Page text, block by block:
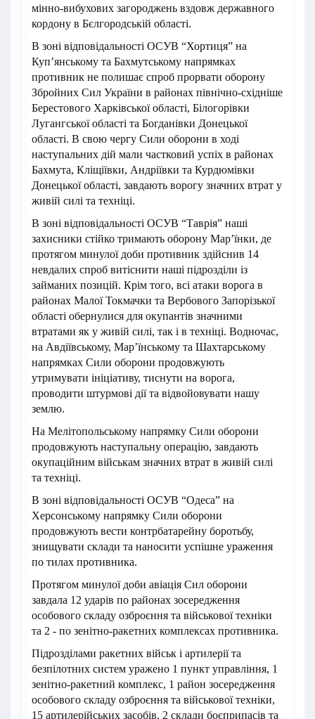
мінно-вибухових загороджень вздовж державного
кордону в Бєлгородській області.
В зоні відповідальності ОСУВ “Хортиця” на
Куп’янському та Бахмутському напрямках
противник не полишає спроб прорвати оборону
Збройних Сил України в районах північно-східніше
Берестового Харківської області, Білогорівки
Лугангської області та Богданівки Донецької
області. В свою чергу Сили оборони в ході
наступальних дій мали частковий успіх в районах
Бахмута, Кліщіївки, Андріївки та Курдюмівки
Донецької області, завдають ворогу значних втрат у
живій силі та техніці.
В зоні відповідальності ОСУВ “Таврія” наші
захисники стійко тримають оборону Мар’їнки, де
протягом минулої доби противник здійснив 14
невдалих спроб витіснити наші підрозділи із
займаних позицій. Крім того, всі атаки ворога в
районах Малої Токмачки та Вербового Запорізької
області обернулися для окупантів значними
втратами як у живій силі, так і в техніці. Водночас,
на Авдіївському, Мар’їнському та Шахтарському
напрямках Сили оборони продовжують
утримувати ініціативу, тиснути на ворога,
проводити штурмові дії та відвойовувати нашу
землю.
На Мелітопольському напрямку Сили оборони
продовжують наступальну операцію, завдають
окупаційним військам значних втрат в живій силі
та техніці.
В зоні відповідальності ОСУВ “Одеса” на
Херсонському напрямку Сили оборони
продовжують вести контрбатарейну боротьбу,
знищувати склади та наносити успішне ураження
по тилах противника.
Протягом минулої доби авіація Сил оборони
завдала 12 ударів по районах зосередження
особового складу озброєння та військової техніки
та 2 - по зенітно-ракетних комплексах противника.
Підрозділами ракетних військ і артилерії та
безпілотних систем уражено 1 пункт управління, 1
зенітно-ракетний комплекс, 1 район зосередження
особового складу озброєння та військової техніки,
15 артилерійських засобів, 2 склади боєприпасів та